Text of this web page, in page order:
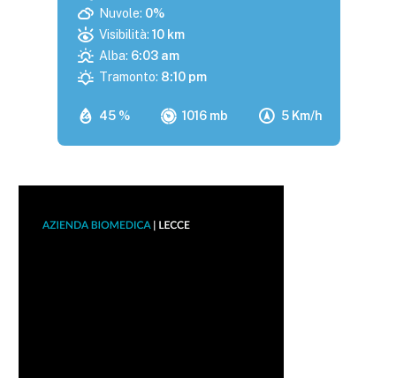
45 % 1016 mb 5 Km/h
Nuvole: 0%
Visibilità: 10 km
Alba: 6:03 am
Tramonto: 8:10 pm